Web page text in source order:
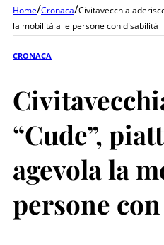
Home/Cronaca/Civitavecchia
la mobilità alle persone con disabilità
CRONACA
“Cude”,
agevola la
persone